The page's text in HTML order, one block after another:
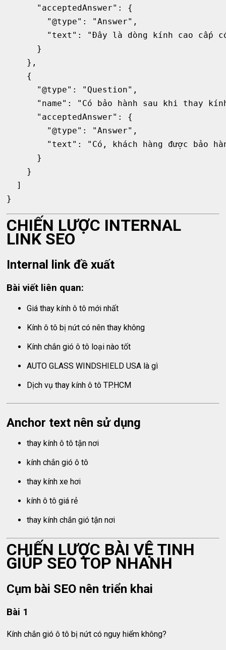
      "acceptedAnswer": {
        "@type": "Answer",
"text": "Đây là dòng kính cao cấp
      }
    },
    {
      "@type": "Question",
"name": "Có bảo hành sau khi thay
      "acceptedAnswer": {
        "@type": "Answer",
"text": "Có, khách hàng được bảo
      }
    }
  ]
CHIẾN LƯỢC INTERNAL
LINK SEO
Internal link đề xuất
Bài viết liên quan:
Giá thay kính ô tô mới nhất
Kính ô tô bị nứt có nên thay không
Kính chắn gió ô tô loại nào tốt
AUTO GLASS WINDSHIELD USA là gì
Dịch vụ thay kính ô tô TP.HCM
Anchor text nên sử dụng
thay kính ô tô tận nơi
kính chắn gió ô tô
thay kính xe hơi
kính ô tô giá rẻ
thay kính chắn gió tận nơi
CHIẾN LƯỢC BÀI VỆ TINH
GIÚP SEO TOP NHANH
Cụm bài SEO nên triển khai
Bài 1
Kính chắn gió ô tô bị nứt có nguy hiểm không?